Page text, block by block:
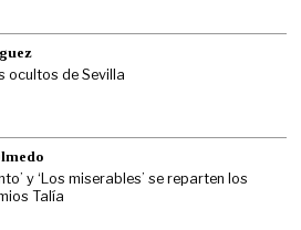
ocultos de Sevilla
y ‘Los miserables’ se reparten los
Talía